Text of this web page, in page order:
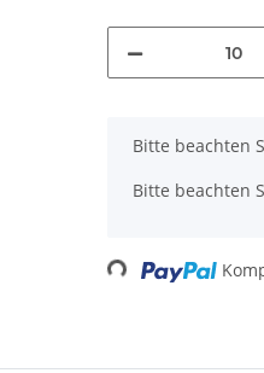
x
Bitte beachten
Bitte beachten
Loading...